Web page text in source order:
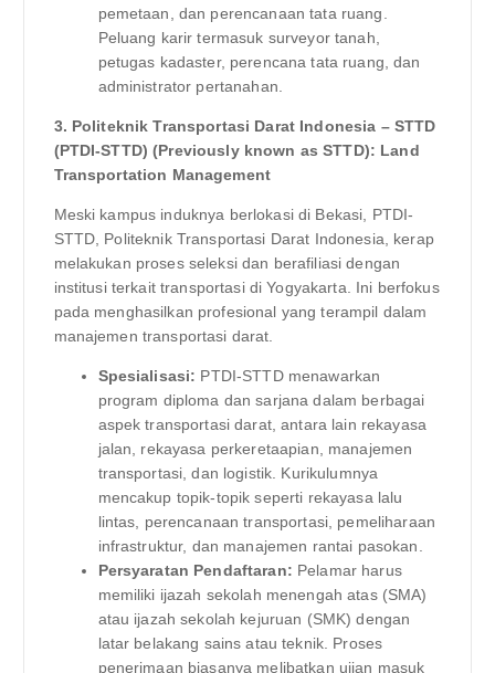
pemetaan, dan perencanaan tata ruang.
Peluang karir termasuk surveyor tanah,
petugas kadaster, perencana tata ruang, dan
administrator pertanahan.
3. Politeknik Transportasi Darat Indonesia – STTD
(PTDI-STTD) (Previously known as STTD): Land
Transportation Management
Meski kampus induknya berlokasi di Bekasi, PTDI-
STTD, Politeknik Transportasi Darat Indonesia, kerap
melakukan proses seleksi dan berafiliasi dengan
institusi terkait transportasi di Yogyakarta. Ini berfokus
pada menghasilkan profesional yang terampil dalam
manajemen transportasi darat.
Spesialisasi: PTDI-STTD menawarkan
program diploma dan sarjana dalam berbagai
aspek transportasi darat, antara lain rekayasa
jalan, rekayasa perkeretaapian, manajemen
transportasi, dan logistik. Kurikulumnya
mencakup topik-topik seperti rekayasa lalu
lintas, perencanaan transportasi, pemeliharaan
infrastruktur, dan manajemen rantai pasokan.
Persyaratan Pendaftaran: Pelamar harus
memiliki ijazah sekolah menengah atas (SMA)
atau ijazah sekolah kejuruan (SMK) dengan
latar belakang sains atau teknik. Proses
penerimaan biasanya melibatkan ujian masuk